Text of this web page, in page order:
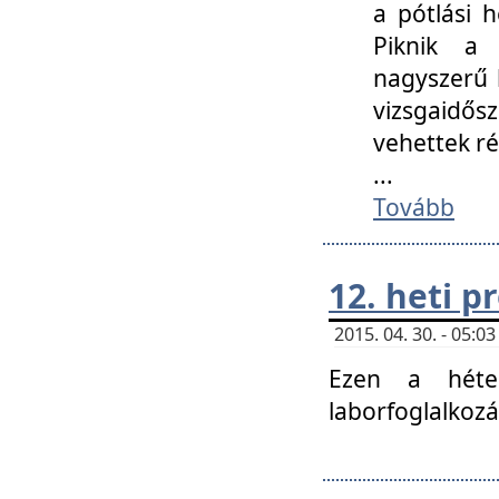
a pótlási
Piknik a
vehettek
...
Tovább
12. heti
2015. 04. 30. -
Ezen a